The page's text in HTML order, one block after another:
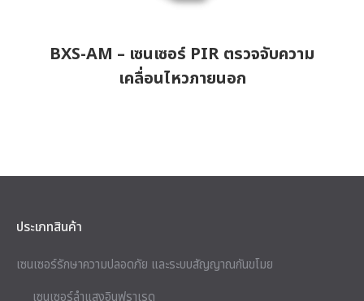
BXS-AM – เซนเซอร์ PIR ตรวจจับความ
เคลื่อนไหวภายนอก
ประเภทสินค้า
เซนเซอร์รักษาความปลอดภัย และระบบสัญญาณกันขโมย